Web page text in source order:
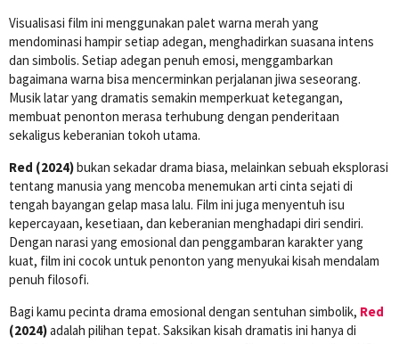
Visualisasi film ini menggunakan palet warna merah yang
mendominasi hampir setiap adegan, menghadirkan suasana intens
dan simbolis. Setiap adegan penuh emosi, menggambarkan
bagaimana warna bisa mencerminkan perjalanan jiwa seseorang.
Musik latar yang dramatis semakin memperkuat ketegangan,
membuat penonton merasa terhubung dengan penderitaan
sekaligus keberanian tokoh utama.
Red (2024)bukan sekadar drama biasa, melainkan sebuah eksplorasi
tentang manusia yang mencoba menemukan arti cinta sejati di
tengah bayangan gelap masa lalu. Film ini juga menyentuh isu
kepercayaan, kesetiaan, dan keberanian menghadapi diri sendiri.
Dengan narasi yang emosional dan penggambaran karakter yang
kuat, film ini cocok untuk penonton yang menyukai kisah mendalam
penuh filosofi.
Bagi kamu pecinta drama emosional dengan sentuhan simbolik, Red
(2024)adalah pilihan tepat. Saksikan kisah dramatis ini hanya di